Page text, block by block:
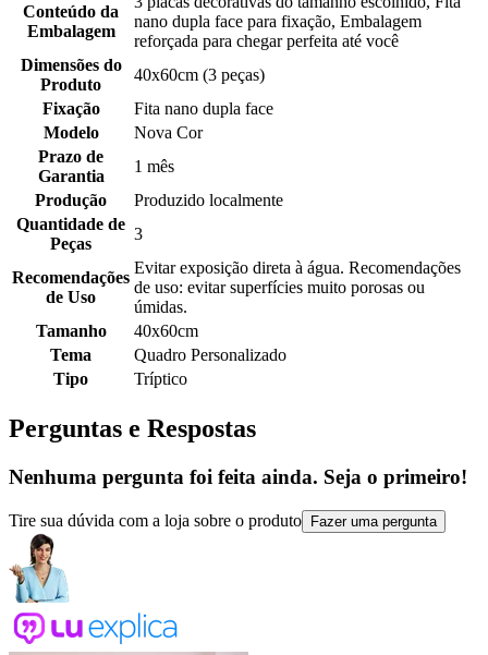
Conteúdo da
Embalagem
nano dupla face para fixação, Embalagem
reforçada para chegar perfeita até você
Dimensões do
Produto
40x60cm (3 peças)
Fixação
Fita nano dupla face
Modelo
Nova Cor
Prazo de
Garantia
1 mês
Produção
Produzido localmente
Quantidade de
Peças
3
Recomendações
de Uso
Evitar exposição direta à água. Recomendações
de uso: evitar superfícies muito porosas ou
úmidas.
Tamanho
40x60cm
Tema
Quadro Personalizado
Tipo
Tríptico
Perguntas e Respostas
Nenhuma pergunta foi feita ainda. Seja o primeiro!
Tire sua dúvida com a loja sobre o produto Fazer uma pergunta